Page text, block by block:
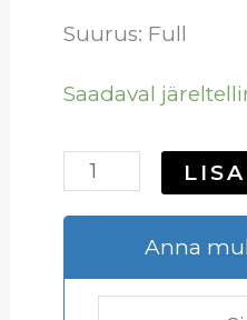
Suurus: Full
Saadaval
Anna